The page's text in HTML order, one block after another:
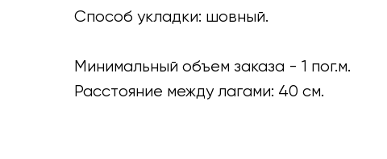
Способ укладки: шовный.
Минимальный объем заказа - 1 пог.м.
Расстояние между лагами: 40 см.